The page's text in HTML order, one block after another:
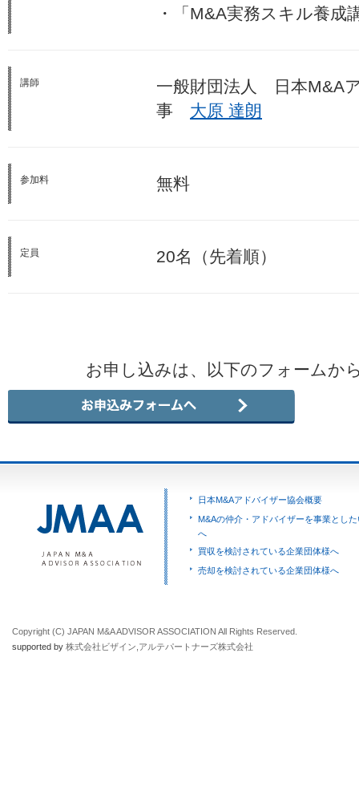
・「M&A実務スキル養成
講師
一般財団法人 日本M&A
事 大原 達朗
参加料 無料
定員 20名（先着順）
お申し込みは、以下のフォームか
日本M&Aアドバイザー協会概要
M&Aの仲介・アドバイザーを事業とし
へ
買収を検討されている企業団体様へ
売却を検討されている企業団体様へ
Copyright (C) JAPAN M&A ADVISOR ASSOCIATION All Rights Reserved.
supported by 株式会社ビザイン アルテパートナーズ株式会社